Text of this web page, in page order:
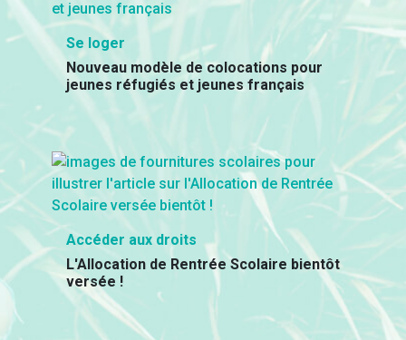
Se loger
Nouveau modèle de colocations pour
jeunes réfugiés et jeunes français
Accéder aux droits
L'Allocation de Rentrée Scolaire bientôt
versée !